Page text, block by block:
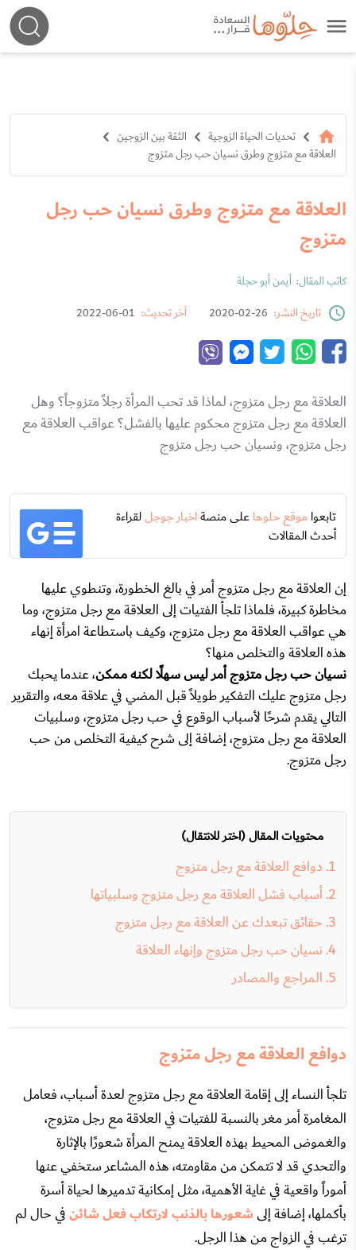
تحديات الحياة الزوجية
الثقة بين الزوجين
العلاقة مع متزوج وطرق نسيان حب رجل متزوج
العلاقة مع متزوج وطرق نسيان حب رجل
متزوج
كاتب المقال: أيمن أبو حجلة
تاريخ النشر: 26-02-2020 آخر تحديث: 01-06-2022
العلاقة مع رجل متزوج، لماذا قد تحب المرأة رجلاً متزوجاً؟ وهل
العلاقة مع رجل متزوج محكوم عليها بالفشل؟ عواقب العلاقة مع
رجل متزوج، ونسيان حب رجل متزوج
تابعواموقع حلوهاعلى منصةاخبار جوجللقراءة
أحدث المقالات
إن العلاقة مع رجل متزوج أمر في بالغ الخطورة، وتنطوي عليها
مخاطرة كبيرة، فلماذا تلجأ الفتيات إلى العلاقة مع رجل متزوج، وما
هي عواقب العلاقة مع رجل متزوج، وكيف باستطاعة امرأة إنهاء
هذه العلاقة والتخلص منها؟
نسيان حب رجل متزوج أمر ليس سهلًا لكنه ممكن، عندما يحبك
رجل متزوج عليك التفكير طويلاً قبل المضي في علاقة معه، والتقرير
التالي يقدم شرحًا لأسباب الوقوع في حب رجل متزوج، وسلبيات
العلاقة مع رجل متزوج، إضافة إلى شرح كيفية التخلص من حب
رجل متزوج.
محتويات المقال (اختر للانتقال)
دوافع العلاقة مع رجل متزوج
أسباب فشل العلاقة مع رجل متزوج وسلبياتها
حقائق تبعدك عن العلاقة مع رجل متزوج
نسيان حب رجل متزوج وإنهاء العلاقة
المراجع والمصادر
دوافع العلاقة مع رجل متزوج
تلجأ النساء إلى إقامة العلاقة مع رجل متزوج لعدة أسباب، فعامل
المغامرة أمر مغر بالنسبة للفتيات في العلاقة مع رجل متزوج،
والغموض المحيط بهذه العلاقة يمنح المرأة شعورًا بالإثارة
والتحدي قد لا تتمكن من مقاومته، هذه المشاعر ستخفي عنها
أموراً واقعية في غاية الأهمية، مثل إمكانية تدميرها لحياة أسرة
بأكملها، إضافة إلىشعورها بالذنب لارتكاب فعل شائنفي حال لم
ترغب في الزواج من هذا الرجل.